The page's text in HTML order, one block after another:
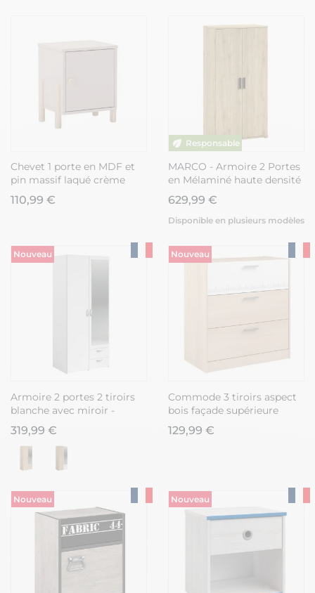
Chevet 1 porte en MDF et
pin massif laqué crème
pieds en pin naturel -
ENORA
110,99 €
MARCO - Armoire 2 Portes
en Mélaminé haute densité
Aspect Chêne clair
629,99 €
Disponible en plusieurs modèles
Nouveau
Armoire 2 portes 2 tiroirs
blanche avec miroir -
AMAEL
319,99 €
Nouveau
Commode 3 tiroirs aspect
bois façade supérieure
blanche sérigraphiée -
CHARLINE
129,99 €
Nouveau Nouveau